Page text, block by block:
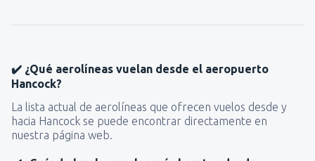
✔️ ¿Qué aerolíneas vuelan desde el aeropuerto
Hancock?
La lista actual de aerolíneas que ofrecen vuelos desde y
hacia Hancock se puede encontrar directamente en
nuestra página web.